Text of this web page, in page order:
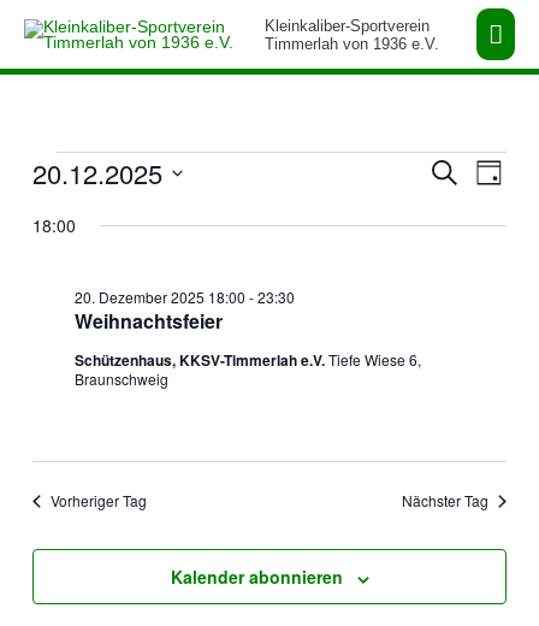
Inhalt
Kleinkaliber-Sportverein
Timmerlah von 1936 e.V.
Veranstaltungen
für
Dezember
Suche
Suche
Tag
20.12.2025
wählen.
18:00
Weihnachtsfeier
20. Dezember 2025 18:00 -23:30
Schützenhaus, KKSV-Timmerlah e.V.Tiefe Wiese 6,
Braunschweig
Vorheriger Tag Nächster Tag
Kalender abonnieren